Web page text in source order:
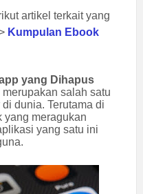
artikel terkait yang
Kumpulan Ebook
yang Dihapus
salah satu
dunia. Terutama di
yang meragukan
yang satu ini